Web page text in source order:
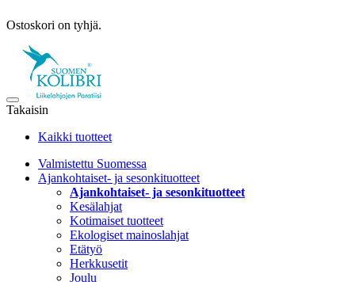
Ostoskori on tyhjä.
Takaisin
Kaikki tuotteet
Valmistettu Suomessa
Ajankohtaiset- ja sesonkituotteet
Ajankohtaiset- ja sesonkituotteet
Kesälahjat
Kotimaiset tuotteet
Ekologiset mainoslahjat
Etätyö
Herkkusetit
Joulu